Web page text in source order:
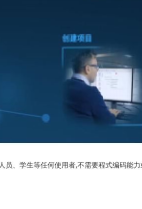
、学生等任何使用者,不需要程式编码能